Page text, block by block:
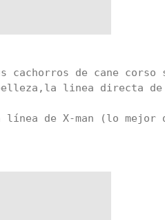
cachorros de cane
belleza,la linea directa
de X-man (lo mejor